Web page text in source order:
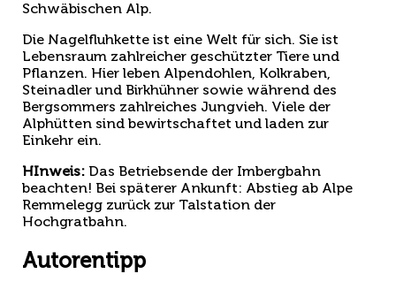
Schwäbischen Alp.
Die Nagelfluhkette ist eine Welt für sich. Sie ist
Lebensraum zahlreicher geschützter Tiere und
Pflanzen. Hier leben Alpendohlen, Kolkraben,
Steinadler und Birkhühner sowie während des
Bergsommers zahlreiches Jungvieh. Viele der
Alphütten sind bewirtschaftet und laden zur
Einkehr ein.
HInweis: Das Betriebsende der Imbergbahn
beachten! Bei späterer Ankunft: Abstieg ab Alpe
Remmelegg zurück zur Talstation der
Hochgratbahn.
Autorentipp